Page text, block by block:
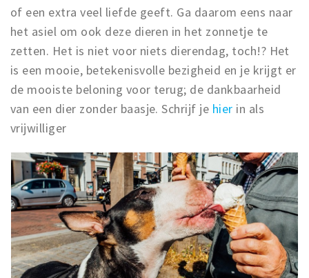
of een extra veel liefde geeft. Ga daarom eens naar
het asiel om ook deze dieren in het zonnetje te
zetten. Het is niet voor niets dierendag, toch!? Het
is een mooie, betekenisvolle bezigheid en je krijgt er
de mooiste beloning voor terug; de dankbaarheid
van een dier zonder baasje. Schrijf je hier in als
vrijwilliger